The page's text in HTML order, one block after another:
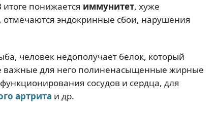
понижается иммунитет, хуже
эндокринные сбои, нарушения
человек недополучает белок, который
важные для него полиненасыщенные жирные
сосудов и сердца, для
артрита и др.